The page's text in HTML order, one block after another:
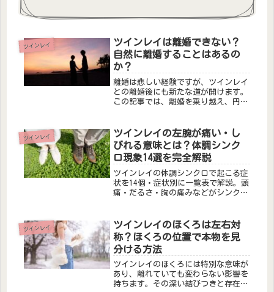
ツインレイ
ツインレイは離婚できない？
自然に離婚することはあるの
か？
離婚は悲しい経験ですが、ツインレイ
との離婚後にも新たな道が開けます。
この記事では、離婚を乗り越え、円満
する姿勢、良好なコミュニケーション
の重要性に焦点を当てます。また、過
去...
ツインレイ
ツインレイの左腕が痛い・し
びれる意味とは？体調シンク
ロ現象14選を完全解説
ツインレイの体調シンクロで起こる症
状を14個・症状別に一覧表で解説。頭
痛・だるさ・胸の痛みなどがシンクロ
の見分け方も収録。
ツインレイ
ツインレイのほくろは左右対
称？ほくろの位置で本物を見
分ける方法
ツインレイのほくろには特別な意味が
あり、離れていても変わらない影響を
持ちます。その深い結びつきと存在に